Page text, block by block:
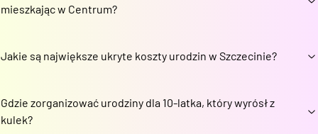
mieszkając w Centrum?
Jakie są największe ukryte koszty urodzin w Szczecinie?
Gdzie zorganizować urodziny dla 10-latka, który wyrósł z
kulek?